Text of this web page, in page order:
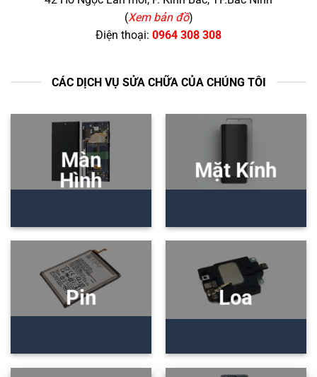
(Xem bản đồ)
Điện thoại: 0964 308 308
CÁC DỊCH VỤ SỬA CHỮA CỦA CHÚNG TÔI
Màn
Hình
Mặt Kính
Pin Loa